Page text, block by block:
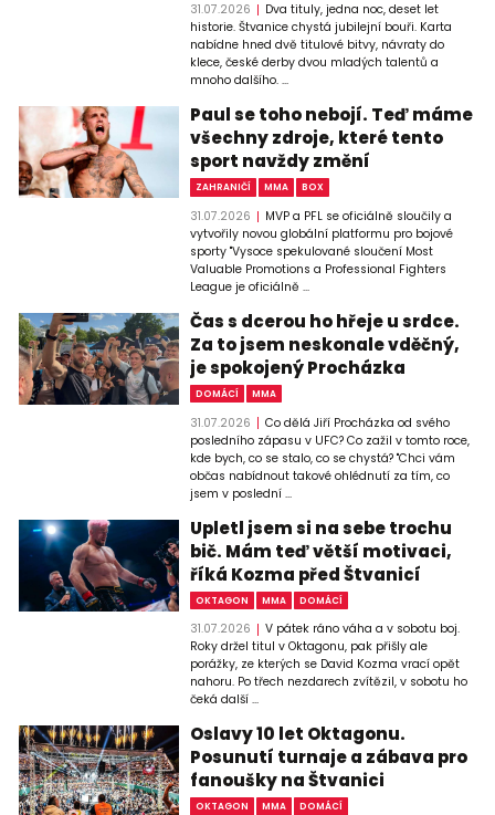
31.07.2026
Dva tituly, jedna noc, deset let
historie. Štvanice chystá jubilejní bouři. Karta
nabídne hned dvě titulové bitvy, návraty do
klece, české derby dvou mladých talentů a
mnoho dalšího. ...
Paul se toho nebojí. Teď máme
všechny zdroje, které tento
sport navždy změní
ZAHRANIČÍ MMA BOX
31.07.2026
MVP a PFL se oficiálně sloučily a
vytvořily novou globální platformu pro bojové
sporty "Vysoce spekulované sloučení Most
Valuable Promotions a Professional Fighters
League je oficiálně ...
Čas s dcerou ho hřeje u srdce.
Za to jsem neskonale vděčný,
je spokojený Procházka
DOMÁCÍ MMA
31.07.2026
Co dělá Jiří Procházka od svého
posledního zápasu v UFC? Co zažil v tomto roce,
kde bych, co se stalo, co se chystá? "Chci vám
občas nabídnout takové ohlédnutí za tím, co
jsem v poslední ...
Upletl jsem si na sebe trochu
bič. Mám teď větší motivaci,
říká Kozma před Štvanicí
OKTAGON MMA DOMÁCÍ
31.07.2026
V pátek ráno váha a v sobotu boj.
Roky držel titul v Oktagonu, pak přišly ale
porážky, ze kterých se David Kozma vrací opět
nahoru. Po třech nezdarech zvítězil, v sobotu ho
čeká další ...
Oslavy 10 let Oktagonu.
Posunutí turnaje a zábava pro
fanoušky na Štvanici
OKTAGON MMA DOMÁCÍ